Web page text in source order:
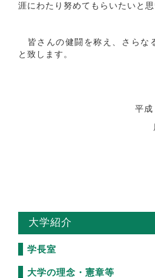
涯にわたり努めてもらいたいと思
皆さんの健闘を称え、さらな
と致します。
平
大学紹介
学長室
大学の理念・憲章等